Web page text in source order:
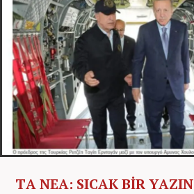
TA NEA: SICAK BİR YAZIN